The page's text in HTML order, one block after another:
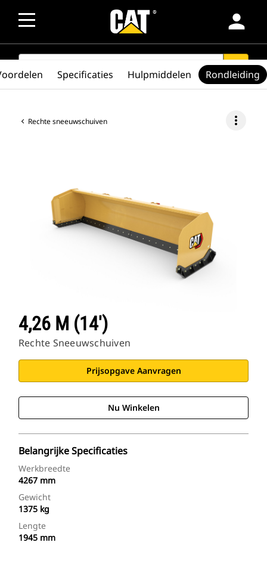
person
SEARCH search
Rechte sneeuwschuiven more_vert
4,26 M (14')
Rechte Sneeuwschuiven
Prijsopgave Aanvragen
Nu Winkelen
Belangrijke Specificaties
Werkbreedte
4267 mm
Gewicht
1375 kg
Lengte
1945 mm
Specificaties Hulpmiddelen Rondleiding